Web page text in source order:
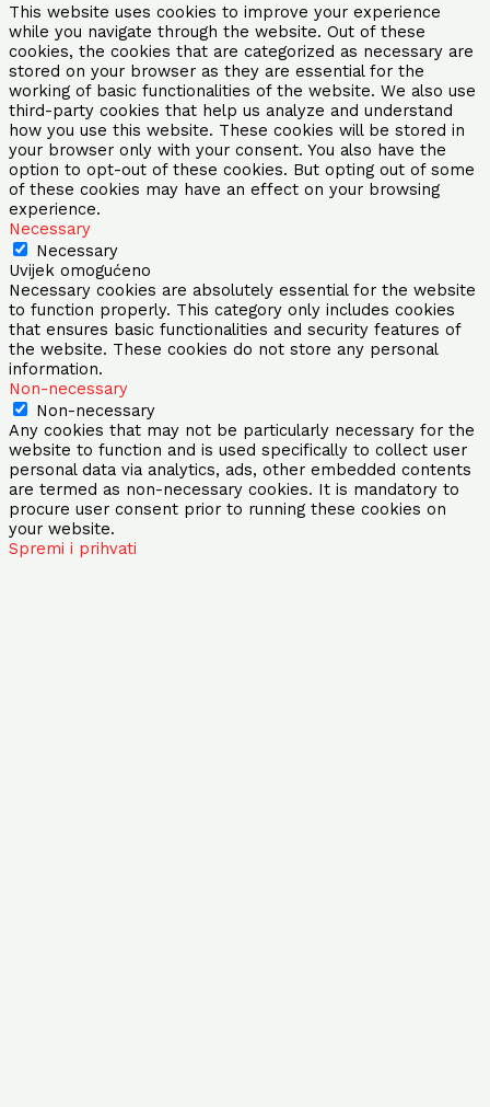
This website uses cookies to improve your experience
while you navigate through the website. Out of these
cookies, the cookies that are categorized as necessary are
stored on your browser as they are essential for the
working of basic functionalities of the website. We also use
third-party cookies that help us analyze and understand
how you use this website. These cookies will be stored in
your browser only with your consent. You also have the
option to opt-out of these cookies. But opting out of some
of these cookies may have an effect on your browsing
experience.
Necessary
Necessary
Uvijek omogućeno
Necessary cookies are absolutely essential for the website
to function properly. This category only includes cookies
that ensures basic functionalities and security features of
the website. These cookies do not store any personal
information.
Non-necessary
Non-necessary
Any cookies that may not be particularly necessary for the
website to function and is used specifically to collect user
personal data via analytics, ads, other embedded contents
are termed as non-necessary cookies. It is mandatory to
procure user consent prior to running these cookies on
your website.
Spremi i prihvati